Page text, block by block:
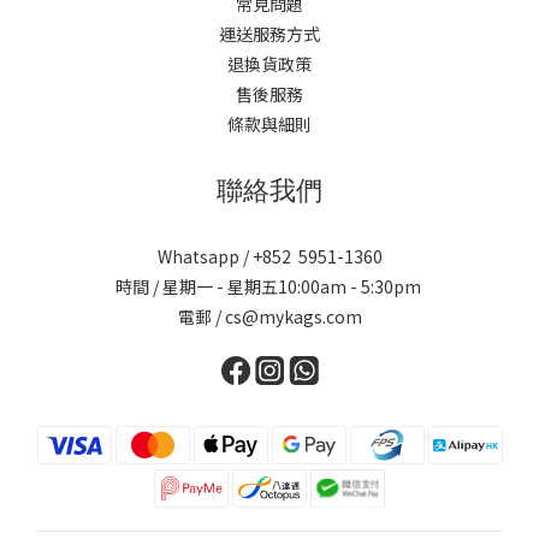
運送服務方式
退換貨政策
售後服務
條款與細則
聯絡我們
Whatsapp / +852 5951-1360
時間 / 星期一 - 星期五10:00am - 5:30pm
電郵 / cs@mykags.com